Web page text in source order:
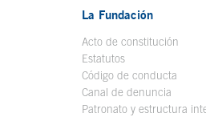
La Fundación
Acto de constitución
Estatutos
Código de conducta
Canal de denuncia
Patronato y estructura